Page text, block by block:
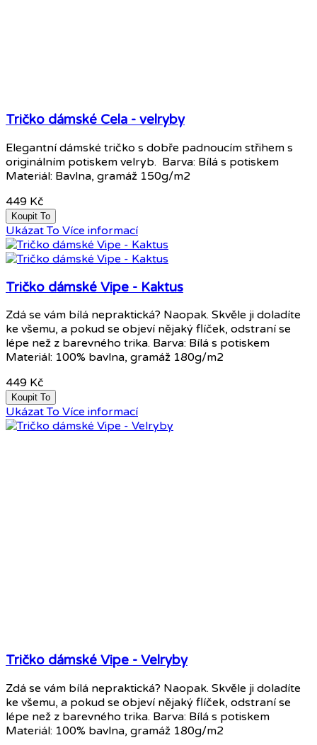
Tričko dámské Cela - velryby
Elegantní dámské tričko s dobře padnoucím střihem s
originálním potiskem velryb. Barva: Bílá s potiskem
Materiál: Bavlna, gramáž 150g/m2
449 Kč
Koupit To
Ukázat To Více informací
Tričko dámské Vipe - Kaktus
Zdá se vám bílá nepraktická? Naopak. Skvěle ji doladíte
ke všemu, a pokud se objeví nějaký flíček, odstraní se
lépe než z barevného trika. Barva: Bílá s potiskem
Materiál: 100% bavlna, gramáž 180g/m2
449 Kč
Koupit To
Ukázat To Více informací
Tričko dámské Vipe - Velryby
Zdá se vám bílá nepraktická? Naopak. Skvěle ji doladíte
ke všemu, a pokud se objeví nějaký flíček, odstraní se
lépe než z barevného trika. Barva: Bílá s potiskem
Materiál: 100% bavlna, gramáž 180g/m2